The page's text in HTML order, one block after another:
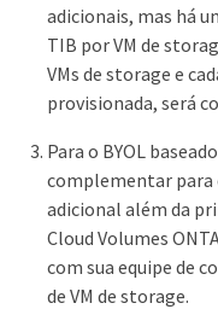
adicionais, mas há
TIB por VM de
VMs de storage e
provisionada, será
Para o BYOL
complementar para
adicional além da
Cloud Volumes
com sua equipe de
de VM de storage.